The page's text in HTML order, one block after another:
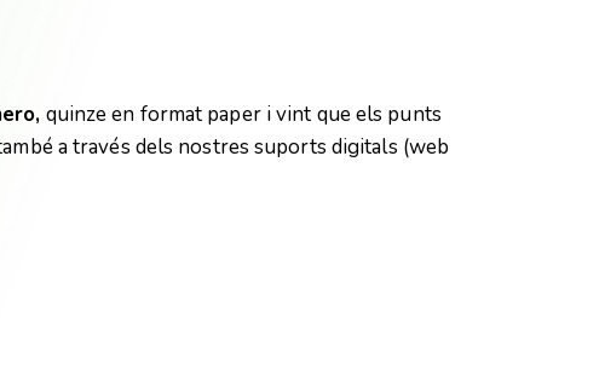
quinze en format paper i vint que els punts
a través dels nostres suports digitals (web